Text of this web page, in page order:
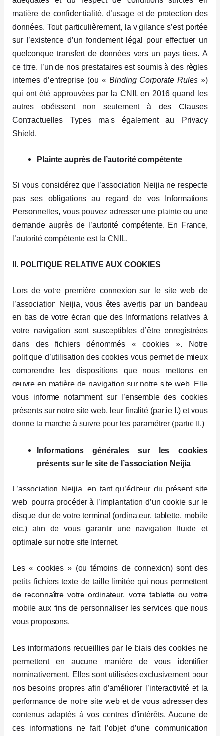
matière de confidentialité, d’usage et de protection des
données. Tout particulièrement, la vigilance s’est portée
sur l’existence d’un fondement légal pour effectuer un
quelconque transfert de données vers un pays tiers. A
ce titre, l’un de nos prestataires est soumis à des règles
internes d’entreprise (ou « Binding Corporate Rules»)
qui ont été approuvées par la CNIL en 2016 quand les
autres obéissent non seulement à des Clauses
Contractuelles Types mais également au Privacy
Shield.
Plainte auprès de l’autorité compétente
Si vous considérez que l’association Neijia ne respecte
pas ses obligations au regard de vos Informations
Personnelles, vous pouvez adresser une plainte ou une
demande auprès de l’autorité compétente. En France,
l’autorité compétente est la CNIL.
II. POLITIQUE RELATIVE AUX COOKIES
Lors de votre première connexion sur le site web de
l’association Neijia, vous êtes avertis par un bandeau
en bas de votre écran que des informations relatives à
votre navigation sont susceptibles d’être enregistrées
dans des fichiers dénommés « cookies ». Notre
politique d’utilisation des cookies vous permet de mieux
comprendre les dispositions que nous mettons en
œuvre en matière de navigation sur notre site web. Elle
vous informe notamment sur l’ensemble des cookies
présents sur notre site web, leur finalité (partie I.) et vous
donne la marche à suivre pour les paramétrer (partie II.)
Informations générales sur les cookies
présents sur le site de l’association Neijia
L’association Neijia, en tant qu’éditeur du présent site
web, pourra procéder à l’implantation d’un cookie sur le
disque dur de votre terminal (ordinateur, tablette, mobile
etc.) afin de vous garantir une navigation fluide et
optimale sur notre site Internet.
Les « cookies » (ou témoins de connexion) sont des
petits fichiers texte de taille limitée qui nous permettent
de reconnaître votre ordinateur, votre tablette ou votre
mobile aux fins de personnaliser les services que nous
vous proposons.
Les informations recueillies par le biais des cookies ne
permettent en aucune manière de vous identifier
nominativement. Elles sont utilisées exclusivement pour
nos besoins propres afin d’améliorer l’interactivité et la
performance de notre site web et de vous adresser des
contenus adaptés à vos centres d’intérêts. Aucune de
ces informations ne fait l’objet d’une communication